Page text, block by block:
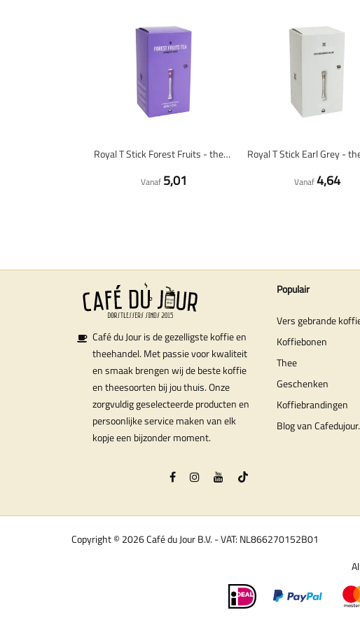
Royal T Stick Forest Fruits - thee - 30 stuks
Vanaf 5,01 Vanaf4,64
Café du Jour is de gezelligste koffie en
theehandel. Met passie voor kwaliteit
en smaak brengen wij de beste koffie
en theesoorten bij jou thuis. Onze
zorgvuldig geselecteerde producten en
persoonlijke service maken van elk
kopje een bijzonder moment.
Populair
Vers gebrande
Koffiebonen
Thee
Geschenken
Koffiebrandingen
Blog van
Copyright © 2026 Café du Jour B.V. - VAT: NL866270152B01